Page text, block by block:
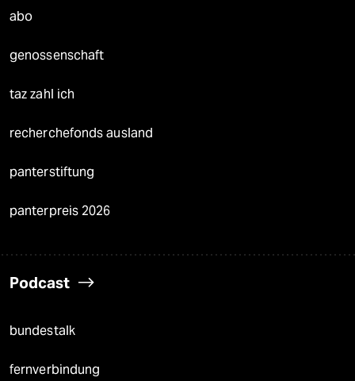
abo
genossenschaft
taz zahl ich
recherchefonds ausland
panterstiftung
panterpreis 2026
Podcast
bundestalk
fernverbindung